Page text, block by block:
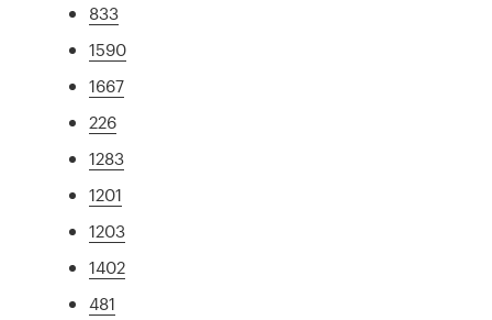
833
1590
1667
226
1283
1201
1203
1402
481